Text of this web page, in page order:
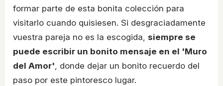
formar parte de esta bonita colección para
visitarlo cuando quisiesen. Si desgraciadamente
vuestra pareja no es la escogida, siempre se
puede escribir un bonito mensaje en el 'Muro
del Amor', donde dejar un bonito recuerdo del
paso por este pintoresco lugar.